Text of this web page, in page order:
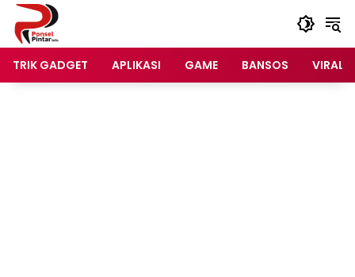
Langsung
konten
TRIK GADGET
APLIKASI GAME BANSOS VIRAL